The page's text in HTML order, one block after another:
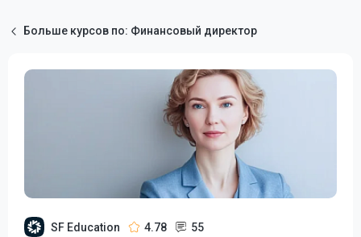
Больше курсов по: Финансовый директор
SF Education 4.78 55